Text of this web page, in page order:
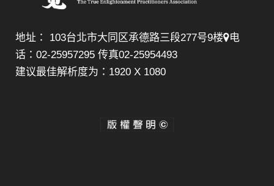
地址： 103台北市大同区承德路三段277号9楼
电
话：02-25957295 传真02-25954493
建议最佳解析度为：1920 X 1080